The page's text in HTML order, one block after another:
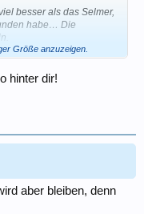
besser als das Selmer,
habe… Die
Größe anzuzeigen.
hinter dir!
aber bleiben, denn